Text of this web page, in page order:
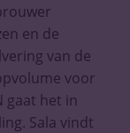
en de
van de
voor
gaat het in
Sala vindt